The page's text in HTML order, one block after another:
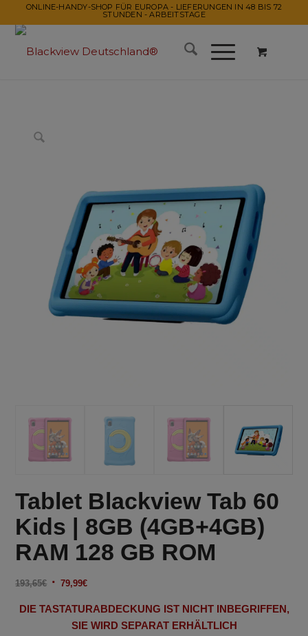
ONLINE-HANDY-SHOP FÜR EUROPA - LIEFERUNGEN IN 48 BIS 72
STUNDEN - ARBEITSTAGE
Tablet Blackview Tab 60
Kids | 8GB (4GB+4GB)
RAM 128 GB ROM
193,65€ Ursprünglicher
war:
193,65€
79,99€Aktueller
ist:
79,99€.
DIE TASTATURABDECKUNG IST NICHT INBEGRIFFEN,
SIE WIRD SEPARAT ERHÄLTLICH